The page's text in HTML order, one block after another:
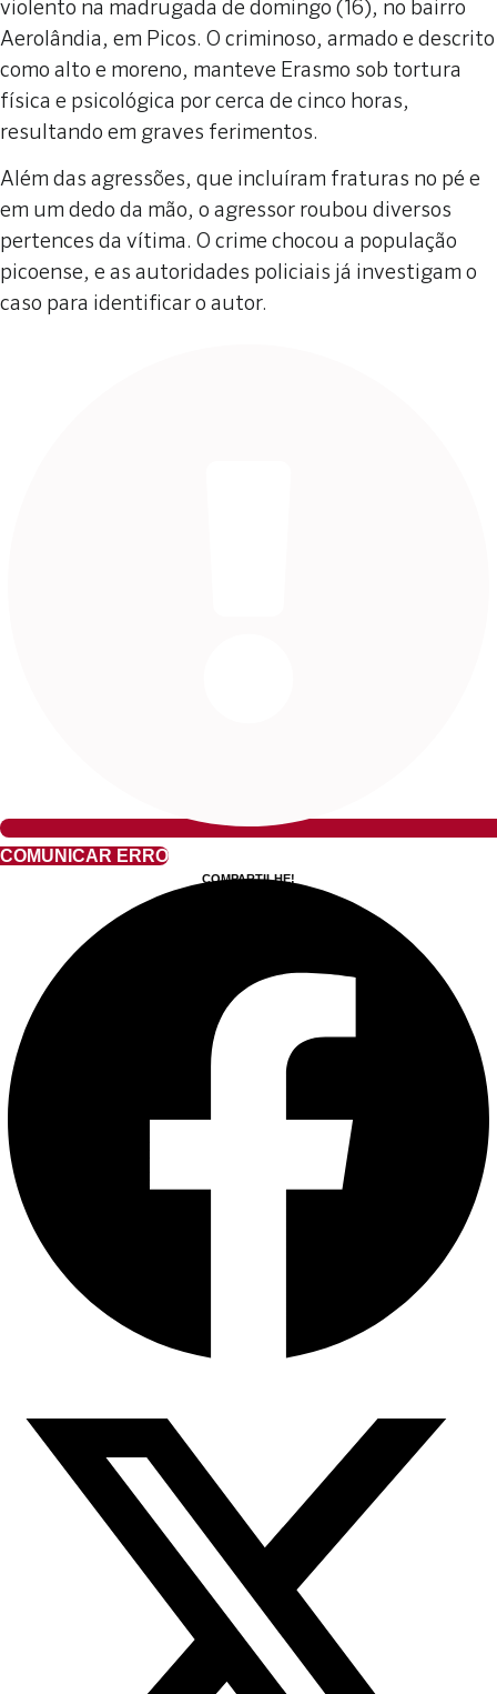
violento na madrugada de domingo (16), no bairro
Aerolândia, em Picos. O criminoso, armado e descrito
como alto e moreno, manteve Erasmo sob tortura
física e psicológica por cerca de cinco horas,
resultando em graves ferimentos.
Além das agressões, que incluíram fraturas no pé e
em um dedo da mão, o agressor roubou diversos
pertences da vítima. O crime chocou a população
picoense, e as autoridades policiais já investigam o
caso para identificar o autor.
COMUNICAR ERRO
COMPARTILHE!